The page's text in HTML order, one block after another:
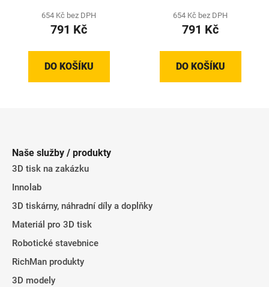
654 Kč bez DPH
791 Kč
DO KOŠÍKU
654 Kč bez DPH
791 Kč
DO KOŠÍKU
Naše služby / produkty
3D tisk na zakázku
Innolab
3D tiskárny, náhradní díly a doplňky
Materiál pro 3D tisk
Robotické stavebnice
RichMan produkty
3D modely